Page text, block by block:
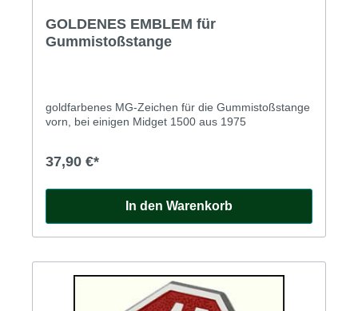
GOLDENES EMBLEM für
Gummistoßstange
goldfarbenes MG-Zeichen für die Gummistoßstange
vorn, bei einigen Midget 1500 aus 1975
37,90 €*
In den Warenkorb